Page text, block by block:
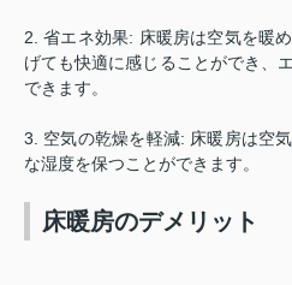
2.省エネ効果: 床暖房は空気を暖
げても快適に感じることができ、
できます。
3. 空気の乾燥を軽減: 床暖房は空
な湿度を保つことができます。
床暖房のデメリット